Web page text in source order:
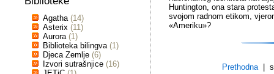
Agatha (14)
Asterix (11)
Aurora (1)
Biblioteka bilingva (1)
Djeca Zemlje (6)
Izvori sutrašnjice (16)
Huntington, ona stara
svojom radnom etikom,
«Ameriku»?
Prethodna|